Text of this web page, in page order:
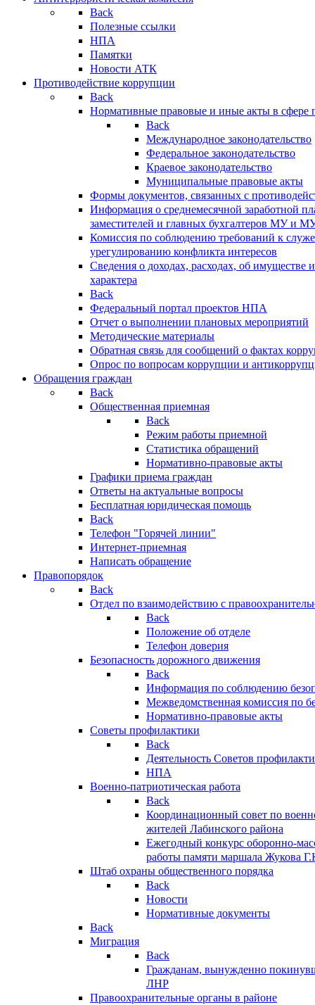
Back
Полезные ссылки
НПА
Памятки
Новости АТК
Противодействие коррупции
Back
Нормативные правовые и иные акты в сфере
Back
Международное законодательство
Федеральное законодательство
Краевое законодательство
Муниципальные правовые акты
Формы документов, связанных с
Информация о среднемесячной заработной
заместителей и главных бухгалтеров МУ и
Комиссия по соблюдению требований к
урегулированию конфликта интересов
Сведения о доходах, расходах, об имуществе
характера
Back
Федеральный портал проектов НПА
Отчет о выполнении плановых мероприятий
Методические материалы
Обратная связь для сообщений о фактах
Опрос по вопросам коррупции и
Обращения граждан
Back
Общественная приемная
Back
Режим работы приемной
Статистика обращений
Нормативно-правовые акты
Графики приема граждан
Ответы на актуальные вопросы
Бесплатная юридическая помощь
Back
Телефон "Горячей линии"
Интернет-приемная
Написать обращение
Правопорядок
Back
Отдел по взаимодействию с
Back
Положение об отделе
Телефон доверия
Безопасность дорожного движения
Back
Информация по соблюдению
Межведомственная комиссия по
Нормативно-правовые акты
Советы профилактики
Back
Деятельность Советов
НПА
Военно-патриотическая работа
Back
Координационный совет по
жителей Лабинского района
Ежегодный конкурс оборонно-
работы памяти маршала Жукова
Штаб охраны общественного порядка
Back
Новости
Нормативные документы
Back
Миграция
Back
Гражданам, вынужденно
ЛНР
Правоохранительные органы в районе